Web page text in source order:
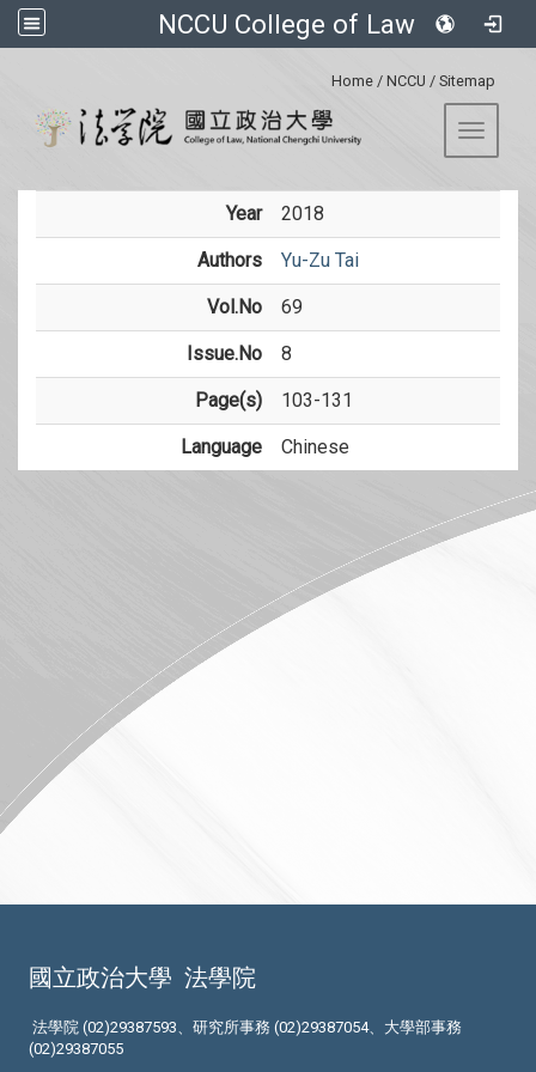
NCCU College of Law
Home / NCCU / Sitemap
Toggle
Year 2018
Authors Yu-Zu Tai
Vol.No 69
Issue.No 8
Page(s) 103-131
Language Chinese
國立政治大學 法學院
法學院 (02)29387593、研究所事務 (02)29387054、大學部事務
(02)29387055